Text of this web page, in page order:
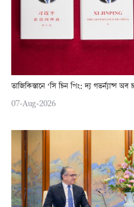
তাজিকিস্তানে ‘সি চিন পিং: দ্য গভর্ন্যান্স অব
07-Aug-2026